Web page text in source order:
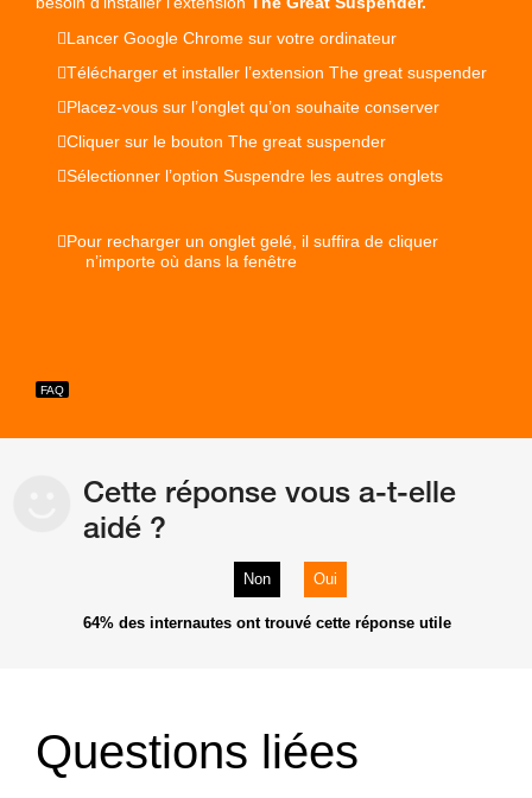
Lancer Google Chrome sur votre ordinateur
Télécharger et installer l’extension The great suspender
Placez-vous sur l’onglet qu’on souhaite conserver
Cliquer sur le bouton The great suspender
Sélectionner l’option Suspendre les autres onglets
Pour recharger un onglet gelé, il suffira de cliquer
n’importe où dans la fenêtre
Cette réponse vous a-t-elle
aidé ?
Non Oui
64% des internautes ont trouvé cette réponse utile
Questions liées